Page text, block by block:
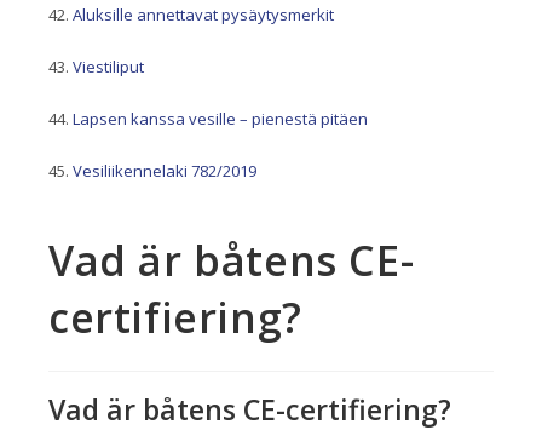
Aluksille annettavat pysäytysmerkit
Viestiliput
Lapsen kanssa vesille – pienestä pitäen
Vesiliikennelaki 782/2019
Vad är båtens CE-
certifiering?
Vad är båtens CE-certifiering?